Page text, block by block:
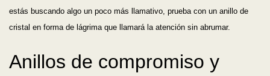
estás buscando algo un poco más llamativo, prueba con un anillo de
cristal en forma de lágrima que llamará la atención sin abrumar.
Anillos de compromiso y